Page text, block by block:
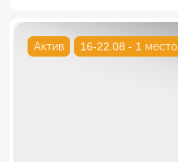
Актив 16-22.08 - 1 место